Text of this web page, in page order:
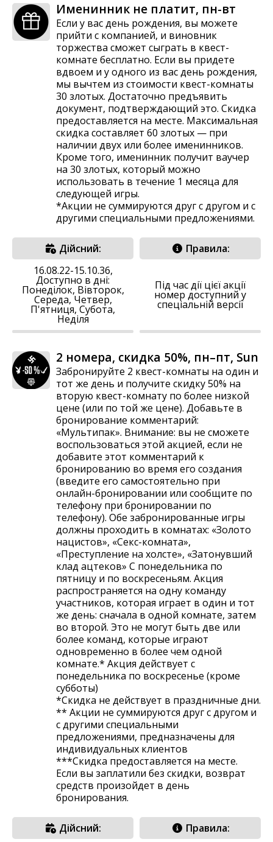
Именинник не платит, пн-вт
Если у вас день рождения, вы можете
прийти с компанией, и виновник
торжества сможет сыграть в квест-
комнате бесплатно. Если вы придете
вдвоем и у одного из вас день рождения,
мы вычтем из стоимости квест-комнаты
30 злотых. Достаточно предъявить
документ, подтверждающий это. Скидка
предоставляется на месте. Максимальная
скидка составляет 60 злотых — при
наличии двух или более именинников.
Кроме того, именинник получит ваучер
на 30 злотых, который можно
использовать в течение 1 месяца для
следующей игры.
*Акции не суммируются друг с другом и с
другими специальными предложениями.
Дійсний:
16.08.22-15.10.36,
Доступно в дні:
Понеділок, Вівторок,
Середа, Четвер,
П'ятниця, Субота,
Неділя
Правила:
Під час дії цієї акції
номер доступний у
спеціальній версії
2 номера, скидка 50%, пн–пт, Sun
Забронируйте 2 квест-комнаты на один и
тот же день и получите скидку 50% на
вторую квест-комнату по более низкой
цене (или по той же цене). Добавьте в
бронирование комментарий:
«Мультипак». Внимание: вы не сможете
воспользоваться этой акцией, если не
добавите этот комментарий к
бронированию во время его создания
(введите его самостоятельно при
онлайн-бронировании или сообщите по
телефону при бронировании по
телефону). Обе забронированные игры
должны проходить в комнатах: «Золото
нацистов», «Секс-комната»,
«Преступление на холсте», «Затонувший
клад ацтеков» С понедельника по
пятницу и по воскресеньям. Акция
распространяется на одну команду
участников, которая играет в один и тот
же день: сначала в одной комнате, затем
во второй. Это не могут быть две или
более команд, которые играют
одновременно в более чем одной
комнате.* Акция действует с
понедельника по воскресенье (кроме
субботы)
*Скидка не действует в праздничные дни.
** Акции не суммируются друг с другом и
с другими специальными
предложениями, предназначены для
индивидуальных клиентов
***Скидка предоставляется на месте.
Если вы заплатили без скидки, возврат
средств произойдет в день
бронирования.
Дійсний: Правила: